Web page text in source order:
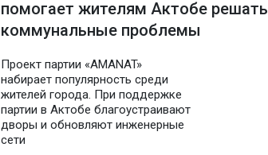
помогает жителям Актобе решать
коммунальные проблемы
Проект партии «AMANAT»
набирает популярность среди
жителей города. При поддержке
партии в Актобе благоустраивают
дворы и обновляют инженерные
сети